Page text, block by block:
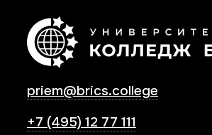
priem@brics.college
+7 (495) 12 77 111